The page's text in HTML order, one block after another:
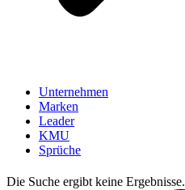
Unternehmen
Marken
Leader
KMU
Sprüche
Die Suche ergibt keine Ergebnisse.